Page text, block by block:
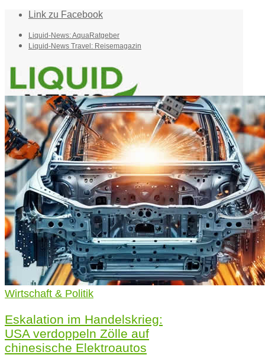
Link zu Facebook
Liquid-News: AquaRatgeber
Liquid-News Travel: Reisemagazin
Home
Suche
Menü Menü
Wirtschaft & Politik
Eskalation im Handelskrieg:
USA verdoppeln Zölle auf
chinesische Elektroautos